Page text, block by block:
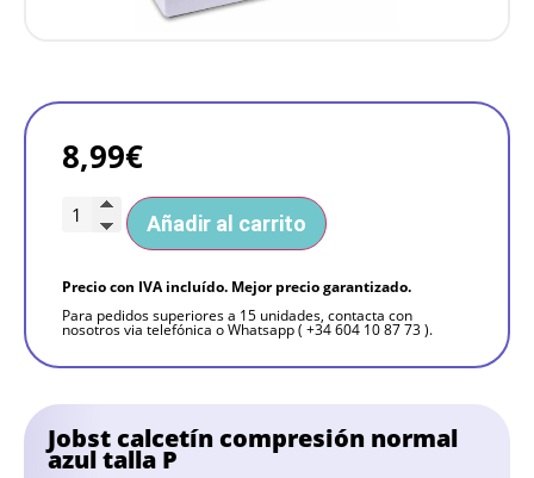
Jobst calcetín compresión normal
azul talla P
8,99€
Añadir al carrito
Precio con IVA incluído. Mejor precio garantizado.
Para pedidos superiores a 15 unidades, contacta con
nosotros via telefónica o Whatsapp ( +34 604 10 87 73 ).